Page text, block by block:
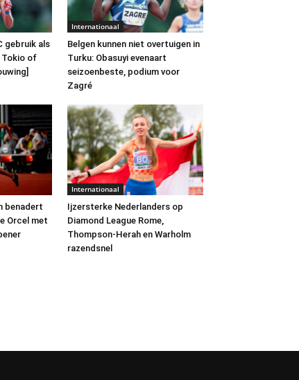
gebruik als
Tokio of
Internationaal
Belgen kunnen niet overtuigen in
Turku: Obasuyi evenaart
seizoenbeste, podium voor
Zagré
benadert
Orcel met
Internationaal
Ijzersterke Nederlanders op
Diamond League Rome,
Thompson-Herah en Warholm
razendsnel